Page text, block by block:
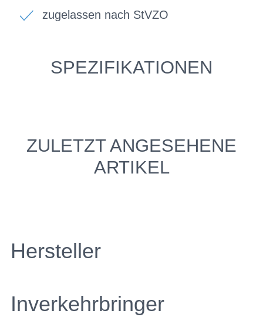
zugelassen nach StVZO
SPEZIFIKATIONEN
ZULETZT ANGESEHENE
ARTIKEL
Hersteller
Inverkehrbringer